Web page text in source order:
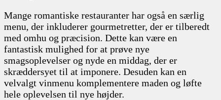
Mange romantiske restauranter har også en særlig
menu, der inkluderer gourmetretter, der er tilberedt
med omhu og præcision. Dette kan være en
fantastisk mulighed for at prøve nye
smagsoplevelser og nyde en middag, der er
skræddersyet til at imponere. Desuden kan en
velvalgt vinmenu komplementere maden og løfte
hele oplevelsen til nye højder.